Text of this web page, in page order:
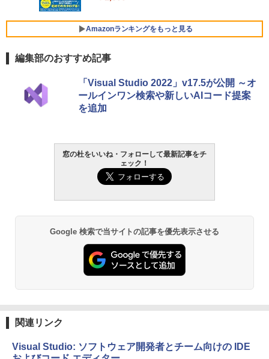
Core i5/16GB/SSD 512GB/ホワイト) FM
VWK3E15W_AZ
￥139,880
Amazonランキングをもっと見る
Amazon Kindle Paperwhite (16GB) 7イ
ンチディスプレイ、色調調節ライト、12
週間持続バッテリー、広告なし、ブラッ
ク
Amazon Kindle - 目に優しい、かさばら
ない、大きな画面で読みやすい、6週間持
続バッテリー、6インチディスプレイ電子
￥16,980
Kindle Paperwhite シグニチャーエディ
ション (32GB) 7インチディスプレイ、明
編集部のおすすめ記事
「Visual Studio 2022」v17.5が公開 ～オ
ールインワン検索や新しいAIコード提案
を追加
窓の杜をいいね・フォローして最新記事をチ
ェック！
Google 検索で当サイトの記事を優先表示させる
関連リンク
Visual Studio: ソフトウェア開発者とチーム向けの IDE